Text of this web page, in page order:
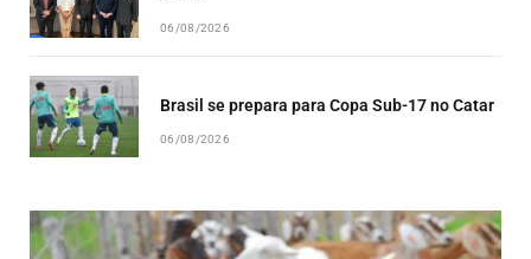
06/08/2026
Brasil se prepara para Copa Sub-17 no Catar
06/08/2026